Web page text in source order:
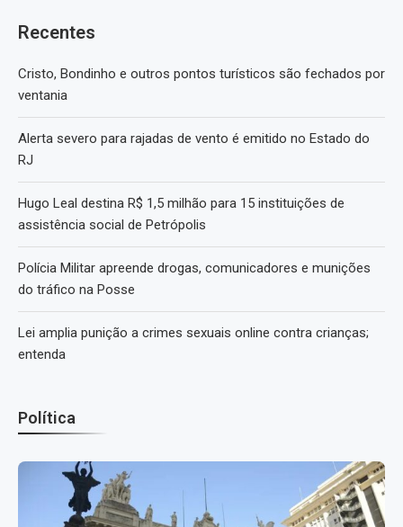
Recentes
Cristo, Bondinho e outros pontos turísticos são fechados por
ventania
Alerta severo para rajadas de vento é emitido no Estado do
RJ
Hugo Leal destina R$ 1,5 milhão para 15 instituições de
assistência social de Petrópolis
Polícia Militar apreende drogas, comunicadores e munições
do tráfico na Posse
Lei amplia punição a crimes sexuais online contra crianças;
entenda
Política